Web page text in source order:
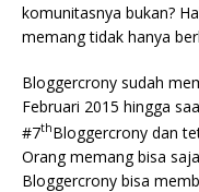
komunitasnya bukan?
memang tidak hanya
Bloggercrony sudah
Februari 2015 hingga
#7thBloggercrony dan
Orang memang bisa
Bloggercrony bisa